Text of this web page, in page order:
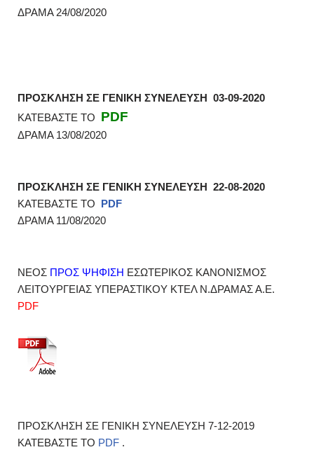
ΔΡΑΜΑ 24/08/2020
ΠΡΟΣΚΛΗΣΗ ΣΕ ΓΕΝΙΚΗ ΣΥΝΕΛΕΥΣΗ 03-09-2020
ΚΑΤΕΒΑΣΤΕ ΤΟ PDF
ΔΡΑΜΑ 13/08/2020
ΠΡΟΣΚΛΗΣΗ ΣΕ ΓΕΝΙΚΗ ΣΥΝΕΛΕΥΣΗ 22-08-2020
ΚΑΤΕΒΑΣΤΕ ΤΟ
PDF
ΔΡΑΜΑ 11/08/2020
ΝΕΟΣ ΠΡΟΣ ΨΗΦΙΣΗ ΕΣΩΤΕΡΙΚΟΣ ΚΑΝΟΝΙΣΜΟΣ
ΛΕΙΤΟΥΡΓΕΙΑΣ ΥΠΕΡΑΣΤΙΚΟΥ ΚΤΕΛ Ν.ΔΡΑΜΑΣ Α.Ε.
PDF
ΠΡΟΣΚΛΗΣΗ ΣΕ ΓΕΝΙΚΗ ΣΥΝΕΛΕΥΣΗ 7-12-2019
ΚΑΤΕΒΑΣΤΕ ΤΟ PDF .